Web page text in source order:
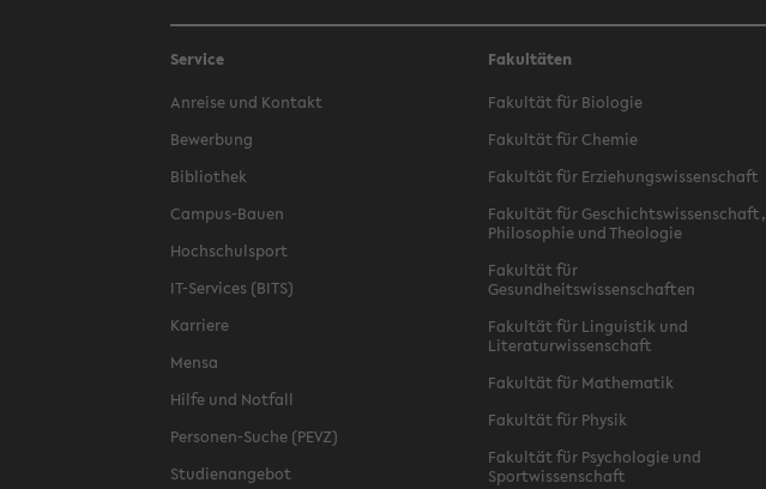
Service
Anreise und Kontakt
Bewerbung
Bibliothek
Campus-Bauen
Hochschulsport
IT-Services (BITS)
Karriere
Mensa
Hilfe und Notfall
Personen-Suche (PEVZ)
Studienangebot
Fakultäten
Fakultät für Biologie
Fakultät für Chemie
Fakultät für Erziehungswissenschaft
Fakultät für Geschichtswissenschaft,
Philosophie und Theologie
Fakultät für
Gesundheitswissenschaften
Fakultät für Linguistik und
Literaturwissenschaft
Fakultät für Mathematik
Fakultät für Physik
Fakultät für Psychologie und
Sportwissenschaft